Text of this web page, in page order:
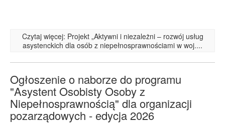
Czytaj więcej: Projekt „Aktywni i niezależni – rozwój usług
asystenckich dla osób z niepełnosprawnościami w woj....
Ogłoszenie o naborze do programu
"Asystent Osobisty Osoby z
Niepełnosprawnością" dla organizacji
pozarządowych - edycja 2026